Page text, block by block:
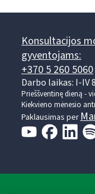
Konsultacijos
gyventojams:
+370 5 260 5060
Darbo laikas: I-IV
Prieššventinę dieną -
Kiekvieno mėnesio
Paklausimas per